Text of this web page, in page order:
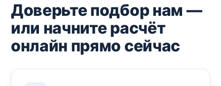
Доверьте подбор нам —
или начните расчёт
онлайн прямо сейчас